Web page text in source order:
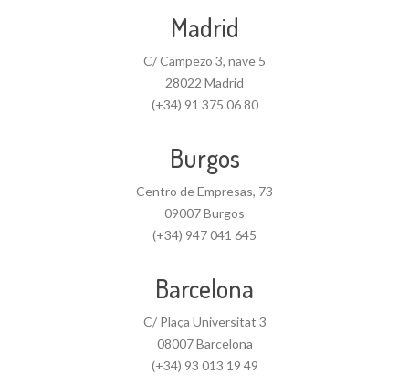
Madrid
C/ Campezo 3, nave 5
28022 Madrid
(+34) 91 375 06 80
Burgos
Centro de Empresas, 73
09007 Burgos
(+34) 947 041 645
Barcelona
C/ Plaça Universitat 3
08007 Barcelona
(+34) 93 013 19 49